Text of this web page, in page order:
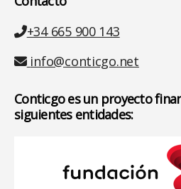
Teléfono
+34 665 900 143
Email
info@conticgo.net
Conticgo es un proyecto
siguientes entidades: